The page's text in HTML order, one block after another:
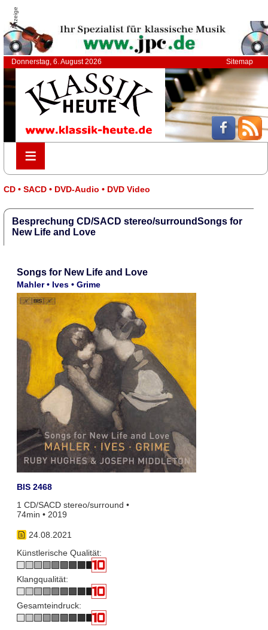
Anzeige
Donnerstag, 6. August 2026 Sitemap
≡
≡
CD • SACD • DVD-Audio • DVD Video
Besprechung CD/SACD stereo/surroundSongs for
New Life and Love
Songs for New Life and Love
Mahler • Ives • Grime
BIS 2468
1 CD/SACD stereo/surround •
74min • 2019
24.08.2021
Künstlerische Qualität:
Klangqualität:
Gesamteindruck: